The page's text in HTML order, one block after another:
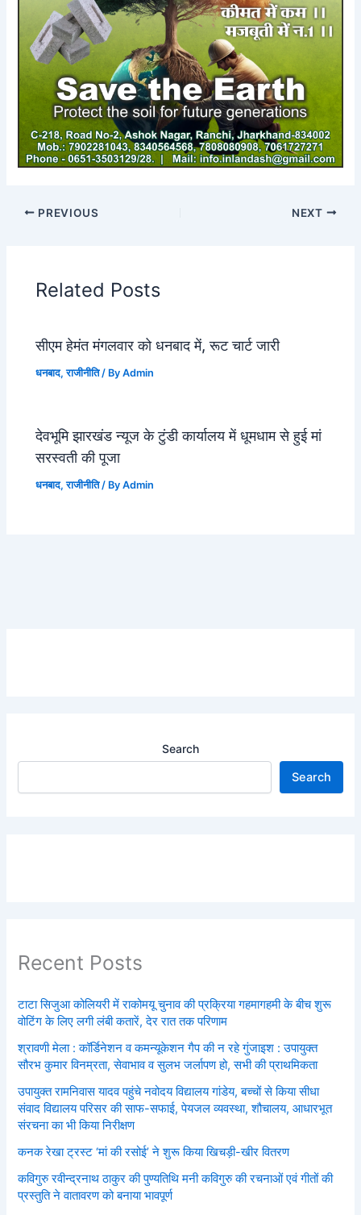
PREVIOUS NEXT
Related Posts
सीएम हेमंत मंगलवार को धनबाद में, रूट चार्ट जारी
धनबाद,राजीनीति/ ByAdmin
देवभूमि झारखंड न्यूज के टुंडी कार्यालय में धूमधाम से हुई मां
सरस्वती की पूजा
धनबाद,राजीनीति/ ByAdmin
Search
Search
Recent Posts
टाटा सिजुआ कोलियरी में राकोमयू चुनाव की प्रक्रिया गहमागहमी के बीच शुरू
वोटिंग के लिए लगी लंबी कतारें, देर रात तक परिणाम
श्रावणी मेला : कॉर्डिनेशन व कमन्यूकेशन गैप की न रहे गुंजाइश : उपायुक्त
सौरभ कुमार विनम्रता, सेवाभाव व सुलभ जर्लापण हो, सभी की प्राथमिकता
उपायुक्त रामनिवास यादव पहुंचे नवोदय विद्यालय गांडेय, बच्चों से किया सीधा
संवाद विद्यालय परिसर की साफ-सफाई, पेयजल व्यवस्था, शौचालय, आधारभूत
संरचना का भी किया निरीक्षण
कनक रेखा ट्रस्ट ‘मां की रसोई’ ने शुरू किया खिचड़ी-खीर वितरण
कविगुरु रवीन्द्रनाथ ठाकुर की पुण्यतिथि मनी कविगुरु की रचनाओं एवं गीतों की
प्रस्तुति ने वातावरण को बनाया भावपूर्ण